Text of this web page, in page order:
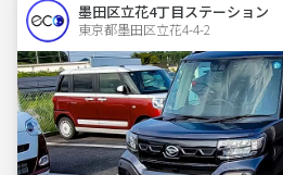
墨田区立花4丁目ステーション
東京都墨田区立花4-4-2